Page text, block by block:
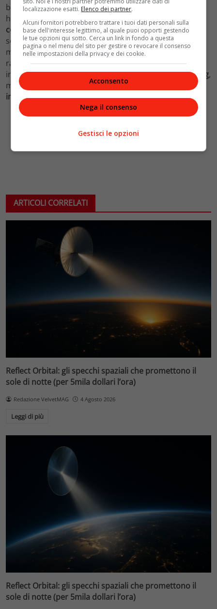
ben note allora le differenze del regime politico cinese,
ha fatto comodo finché offriva
manodopera a basso
costoalle aziende occidentali, e un nuovo mercato da
scalare. Ma adesso che “l’allievo potrebbe superare il
maestro”, il regime cinese ed i suoi sussidi
rappresentano un problema da eliminare. Si accusa
infatti l’industria automobilista del Dragone didumping,
ma forse dovremmo accusare l’Occidente di un
incoerenza mostruosa.
ARTICOLI CORRELATI
Reflect Orbital: gli specchi spaziali che promettono il
sole di notte (per 5mila dollari l’ora)
Redazione VelvetMAG 4 Agosto 2026
Leggi di più
Reflect Orbital: gli specchi spaziali che promettono il
sole di notte (per 5mila dollari l’ora)
localizzazione esatti. Elenco dei partner.
Alcuni fornitori potrebbero trattare i tuoi dati personali sulla
base dell'interesse legittimo, al quale puoi opporti gestendo
le tue opzioni qui sotto. Cerca un link in fondo a questa
pagina o nel menu del sito per gestire o revocare il consenso
nelle impostazioni della privacy e dei cookie.
Acconsento
Nega il consenso
Gestisci le opzioni